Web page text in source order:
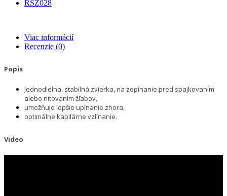
RSZ028
Viac informácií
Recenzie (0)
Popis
Jednodielna, stabilná zvierka, na zopínanie pred spajkovaním
alebo nitovaním žľabov,
umožňuje lepšie upínanie zhora,
optimálne kapilárne vzlínanie.
Video